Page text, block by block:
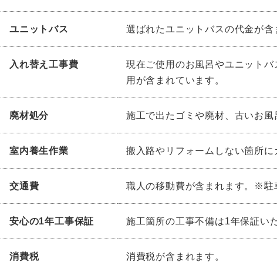
ユニットバス 選ばれたユニットバスの代金が含
入れ替え工事費
現在ご使用のお風呂やユニット
用が含まれています。
廃材処分 施工で出たゴミや廃材、古いお風
室内養生作業 搬入路やリフォームしない箇所に
交通費 職人の移動費が含まれます。※駐
安心の1年工事保証 施工箇所の工事不備は1年保証い
消費税 消費税が含まれます。